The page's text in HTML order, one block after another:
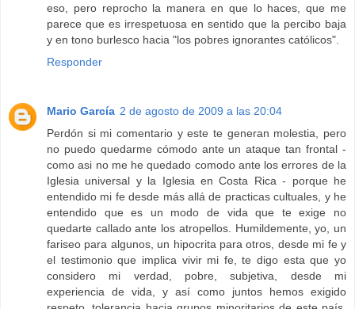
eso, pero reprocho la manera en que lo haces, que me
parece que es irrespetuosa en sentido que la percibo baja
y en tono burlesco hacia "los pobres ignorantes católicos".
Responder
Mario García 2 de agosto de 2009 a las 20:04
Perdón si mi comentario y este te generan molestia, pero
no puedo quedarme cómodo ante un ataque tan frontal -
como asi no me he quedado comodo ante los errores de la
Iglesia universal y la Iglesia en Costa Rica - porque he
entendido mi fe desde más allá de practicas cultuales, y he
entendido que es un modo de vida que te exige no
quedarte callado ante los atropellos. Humildemente, yo, un
fariseo para algunos, un hipocrita para otros, desde mi fe y
el testimonio que implica vivir mi fe, te digo esta que yo
considero mi verdad, pobre, subjetiva, desde mi
experiencia de vida, y así como juntos hemos exigido